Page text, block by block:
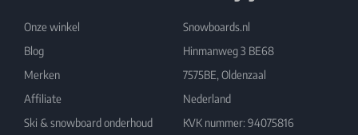
Onze winkel
Blog
Merken
Affiliate
Ski & snowboard onderhoud
Snowboards.nl
Hinmanweg 3 BE68
7575BE, Oldenzaal
Nederland
KVK nummer: 94075816